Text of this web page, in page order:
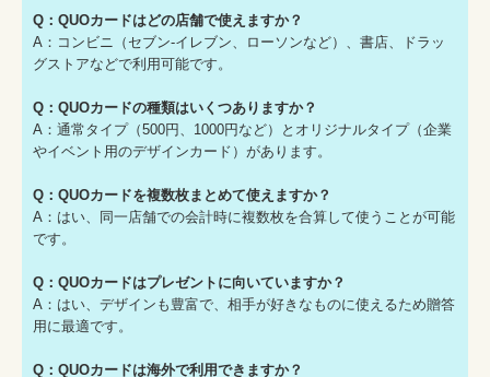
Q：QUOカードはどの店舗で使えますか？
A：コンビニ（セブン-イレブン、ローソンなど）、書店、ドラッ
グストアなどで利用可能です。
Q：QUOカードの種類はいくつありますか？
A：通常タイプ（500円、1000円など）とオリジナルタイプ（企業
やイベント用のデザインカード）があります。
Q：QUOカードを複数枚まとめて使えますか？
A：はい、同一店舗での会計時に複数枚を合算して使うことが可能
です。
Q：QUOカードはプレゼントに向いていますか？
A：はい、デザインも豊富で、相手が好きなものに使えるため贈答
用に最適です。
Q：QUOカードは海外で利用できますか？